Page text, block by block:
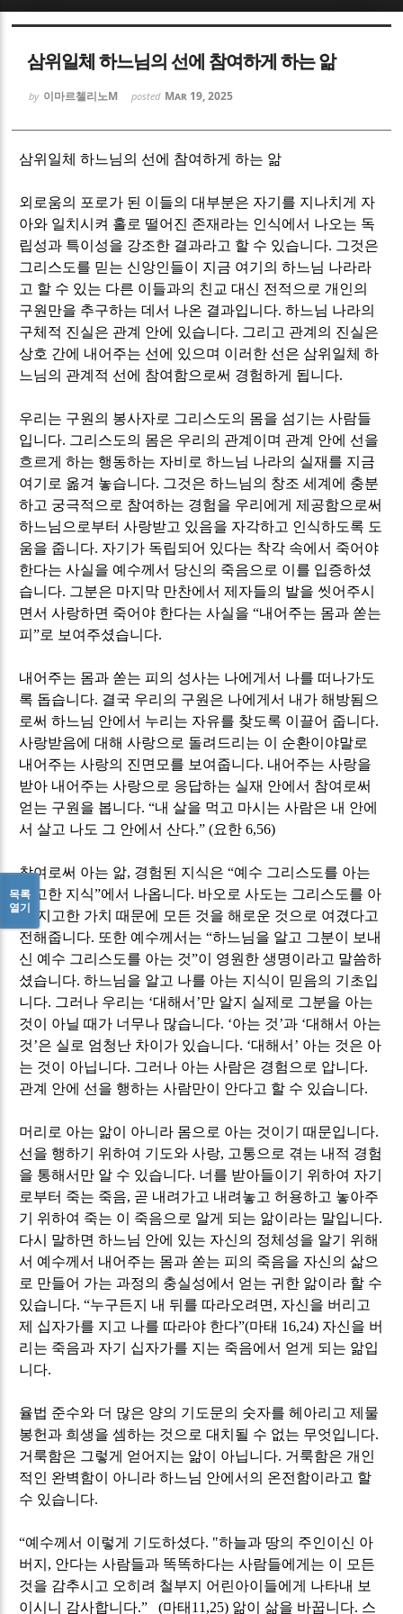
삼위일체 하느님의 선에 참여하게 하는 앎
by 이마르첼리노M posted Mar 19, 2025
삼위일체 하느님의 선에 참여하게 하는 앎
외로움의 포로가 된 이들의 대부분은 자기를 지나치게 자
아와 일치시켜 홀로 떨어진 존재라는 인식에서 나오는 독
립성과 특이성을 강조한 결과라고 할 수 있습니다. 그것은
그리스도를 믿는 신앙인들이 지금 여기의 하느님 나라라
고 할 수 있는 다른 이들과의 친교 대신 전적으로 개인의
구원만을 추구하는 데서 나온 결과입니다.하느님 나라의
구체적 진실은 관계 안에 있습니다. 그리고 관계의 진실은
상호 간에 내어주는 선에 있으며 이러한 선은 삼위일체 하
느님의 관계적 선에 참여함으로써 경험하게 됩니다.
우리는 구원의 봉사자로 그리스도의 몸을 섬기는 사람들
입니다. 그리스도의 몸은 우리의 관계이며 관계 안에 선을
흐르게 하는 행동하는 자비로 하느님 나라의 실재를 지금
여기로 옮겨 놓습니다. 그것은 하느님의 창조 세계에 충분
하고 궁극적으로 참여하는 경험을 우리에게 제공함으로써
하느님으로부터 사랑받고 있음을 자각하고 인식하도록 도
움을 줍니다. 자기가 독립되어 있다는 착각 속에서 죽어야
한다는 사실을 예수께서 당신의 죽음으로 이를 입증하셨
습니다. 그분은 마지막 만찬에서 제자들의 발을 씻어주시
면서 사랑하면 죽어야 한다는 사실을“내어주는 몸과 쏟는
피”로 보여주셨습니다.
내어주는 몸과 쏟는 피의 성사는 나에게서 나를 떠나가도
록 돕습니다. 결국 우리의 구원은 나에게서 내가 해방됨으
로써 하느님 안에서 누리는 자유를 찾도록 이끌어 줍니다.
사랑받음에 대해 사랑으로 돌려드리는 이 순환이야말로
내어주는 사랑의 진면모를 보여줍니다. 내어주는 사랑을
받아 내어주는 사랑으로 응답하는 실재 안에서 참여로써
얻는 구원을 봅니다. “내 살을 먹고 마시는 사람은 내 안에
서 살고 나도 그 안에서 산다.” (요한6,56)
참여로써 아는 앎, 경험된 지식은“예수 그리스도를 아는
지고한 지식”에서 나옵니다. 바오로 사도는 그리스도를 아
는 지고한 가치 때문에 모든 것을 해로운 것으로 여겼다고
전해줍니다. 또한 예수께서는“하느님을 알고 그분이 보내
신 예수 그리스도를 아는 것”이 영원한 생명이라고 말씀하
셨습니다.하느님을 알고 나를 아는 지식이 믿음의 기초입
니다. 그러나 우리는 ‘대해서 ’만 알지 실제로 그분을 아는
것이 아닐 때가 너무나 많습니다. ‘아는 것’과 ‘대해서 아는
것’은 실로 엄청난 차이가 있습니다. ‘대해서 ’ 아는 것은 아
는 것이 아닙니다. 그러나 아는 사람은 경험으로 압니다.
관계 안에 선을 행하는 사람만이 안다고 할 수 있습니다.
머리로 아는 앎이 아니라 몸으로 아는 것이기 때문입니다.
선을 행하기 위하여 기도와 사랑, 고통으로 겪는 내적 경험
을 통해서만 알 수 있습니다. 너를 받아들이기 위하여 자기
로부터 죽는 죽음, 곧 내려가고 내려놓고 허용하고 놓아주
기 위하여 죽는 이 죽음으로 알게 되는 앎이라는 말입니다.
다시 말하면 하느님 안에 있는 자신의 정체성을 알기 위해
서 예수께서 내어주는 몸과 쏟는 피의 죽음을 자신의 삶으
로 만들어 가는 과정의 충실성에서 얻는 귀한 앎이라 할 수
있습니다.“누구든지 내 뒤를 따라오려면 , 자신을 버리고
제 십자가를 지고 나를 따라야 한다”(마태 16,24) 자신을 버
리는 죽음과 자기 십자가를 지는 죽음에서 얻게 되는 앎입
니다.
율법 준수와 더 많은 양의 기도문의 숫자를 헤아리고 제물
봉헌과 희생을 셈하는 것으로 대치될 수 없는 무엇입니다.
거룩함은 그렇게 얻어지는 앎이 아닙니다. 거룩함은 개인
적인 완벽함이 아니라 하느님 안에서의 온전함이라고 할
수 있습니다.
“예수께서 이렇게 기도하셨다. "하늘과 땅의 주인이신 아
버지 , 안다는 사람들과 똑똑하다는 사람들에게는 이 모든
것을 감추시고 오히려 철부지 어린아이들에게 나타내 보
이시니 감사합니다.” (마태 11,25) 앎이 삶을 바꿉니다. 스
목록
열기
Sketchbook5, 스케치북5
Sketchbook5, 스케치북5
Sketchbook5, 스케치북5
Sketchbook5, 스케치북5